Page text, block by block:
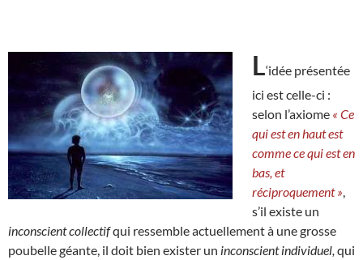
L‘idée présentée
ici est celle-ci :
selon l’axiome « Ce
qui est en haut est
comme ce qui est en
bas, et
réciproquement »
s’il existe un
inconscient collectifqui ressemble actuellement à une grosse
poubelle géante, il doit bien exister un inconscient individuel, qui